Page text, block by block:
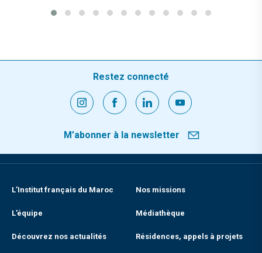
Restez connecté
M’abonner à la newsletter
L’Institut français du Maroc Nos missions
L’équipe Médiathèque
Découvrez nos actualités Résidences, appels à projets